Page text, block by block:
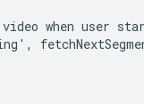
when user